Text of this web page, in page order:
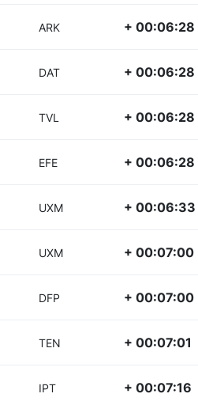
ARK + 00:06:28
DAT + 00:06:28
TVL + 00:06:28
EFE + 00:06:28
UXM + 00:06:33
UXM + 00:07:00
DFP + 00:07:00
TEN + 00:07:01
IPT + 00:07:16